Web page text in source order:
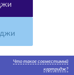
Что такое совместимый
картридж?